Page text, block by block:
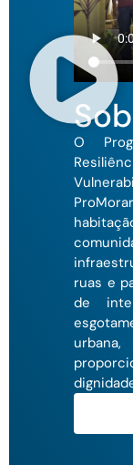
O
ruas e
de